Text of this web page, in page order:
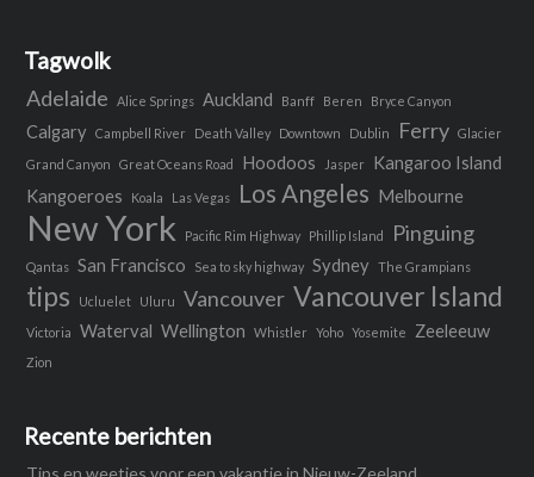
Tagwolk
Adelaide Alice Springs Auckland Banff Beren Bryce Canyon
Calgary Campbell River Death Valley Downtown Dublin Ferry Glacier
Grand Canyon
Great Oceans Road Hoodoos Jasper
Kangaroo Island
Kangoeroes
Koala Las Vegas Los Angeles Melbourne
New York Pacific Rim Highway Phillip Island Pinguing
Qantas San Francisco Sea to sky highway Sydney The Grampians
tips Ucluelet Uluru Vancouver Vancouver Island
Victoria Waterval Wellington Whistler Yoho Yosemite Zeeleeuw
Zion
Recente berichten
Tips en weetjes voor een vakantie in Nieuw-Zeeland